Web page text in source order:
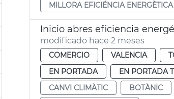
MILLORA EFICIÉNCIA ENERGÈTICA
Inicio abres eficiencia
modificado hace 2 meses
COMERCIO VALENCIA
EN PORTADA
EN PORTADA
CANVI CLIMÀTIC
BOTÀNIC